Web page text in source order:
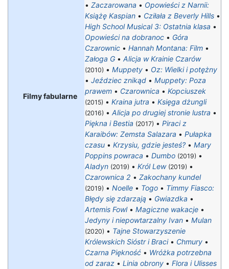
Filmy fabularne
• Zaczarowana • Opowieści z Narnii:
Książę Kaspian • Cziłała z Beverly Hills •
High School Musical 3: Ostatnia klasa •
Opowieści na dobranoc • Góra
Czarownic • Hannah Montana: Film •
Załoga G • Alicja w Krainie Czarów
(2010) • Muppety • Oz: Wielki i potężny
• Jeździec znikąd • Muppety: Poza
prawem • Czarownica • Kopciuszek
(2015) • Kraina jutra • Księga dżungli
(2016) • Alicja po drugiej stronie lustra •
Piękna i Bestia (2017) • Piraci z
Karaibów: Zemsta Salazara • Pułapka
czasu • Krzysiu, gdzie jesteś? • Mary
Poppins powraca • Dumbo (2019) •
Aladyn (2019) • Król Lew (2019) •
Czarownica 2 • Zakochany kundel
(2019) • Noelle • Togo • Timmy Fiasco:
Błędy się zdarzają • Gwiazdka •
Artemis Fowl• Magiczne wakacje •
Jedyny i niepowtarzalny Ivan • Mulan
(2020) • Tajne Stowarzyszenie
Królewskich Sióstr i Braci• Chmury •
Czarna Piękność • Wróżka potrzebna
od zaraz • Linia obrony • Flora i Ulisses